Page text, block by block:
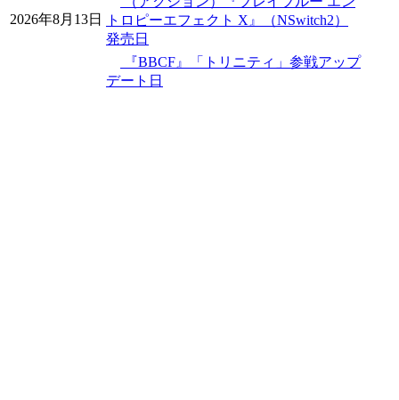
2026年8月13日
トロピーエフェクト X』（NSwitch2）
発売日
『BBCF』「トリニティ」参戦アップ
デート日